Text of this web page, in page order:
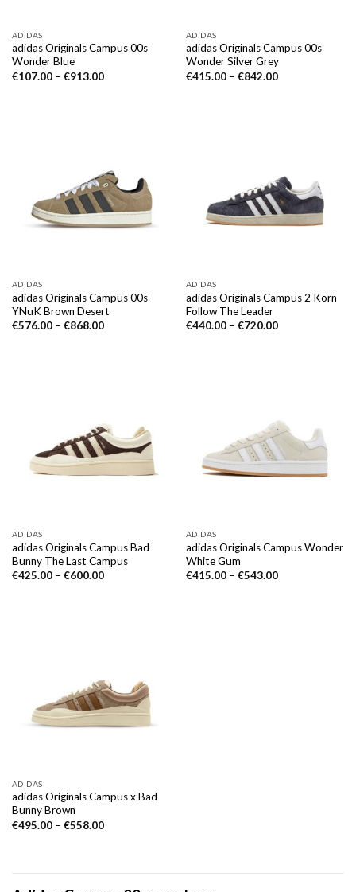
ADIDAS
adidas Originals Campus 00s
Wonder Blue
€107.00– €913.00
ADIDAS
adidas Originals Campus 00s
Wonder Silver Grey
€415.00– €842.00
ADIDAS
adidas Originals Campus 00s
YNuK Brown Desert
€576.00– €868.00
ADIDAS
adidas Originals Campus 2 Korn
Follow The Leader
€440.00– €720.00
ADIDAS
adidas Originals Campus Bad
Bunny The Last Campus
€425.00– €600.00
ADIDAS
adidas Originals Campus Wonder
White Gum
€415.00– €543.00
ADIDAS
adidas Originals Campus x Bad
Bunny Brown
€495.00– €558.00